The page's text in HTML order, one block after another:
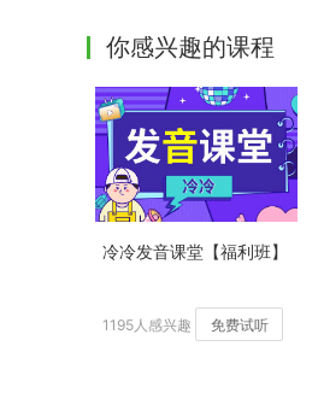
你感兴趣的课程
冷冷发音课堂【福利班】
1195人感兴趣 免费试听